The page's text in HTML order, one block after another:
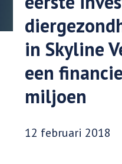
in Skyline
een
miljoen
Datum gepubliceerd:
12 februari 2018